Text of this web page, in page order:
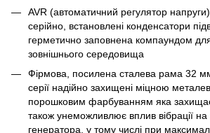
AVR (автоматичний регулятор
серійно, встановлені конденсатори
герметично заповнена компаундом для
зовнішнього середовища
Фірмова, посилена сталева рама 32
серії надійно захищені міцною
порошковим фарбуванням яка захищає
також унеможливлює вплив вібрації на
генератора, у тому числі при